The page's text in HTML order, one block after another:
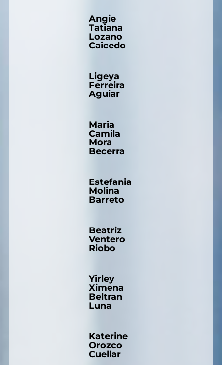
Angie
Tatiana
Lozano
Caicedo
Ligeya
Ferreira
Aguiar
Maria
Camila
Mora
Becerra
Estefania
Molina
Barreto
Beatriz
Ventero
Riobo
Yirley
Ximena
Beltran
Luna
Katerine
Orozco
Cuellar